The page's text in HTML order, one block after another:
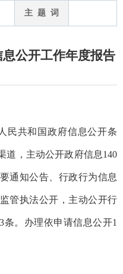
主 题 词
公开工作年度报告
民共和国政府信息公开条
道，主动公开政府信息140
通知公告、行政行为信息
监管执法公开，主动公开行
条。办理依申请信息公开1